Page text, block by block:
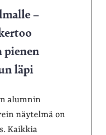
–
pienen
läpi
alumnin
näytelmä on
Kaikkia